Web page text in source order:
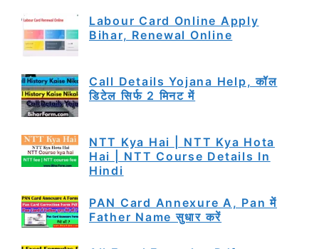
Labour Card Online Apply
Bihar, Renewal Online
Call Details Yojana Help, कॉल
डिटेल सिर्फ 2 मिनट में
NTT Kya Hai | NTT Kya Hota
Hai | NTT Course Details In
Hindi
PAN Card Annexure A, Pan में
Father Name सुधार करें